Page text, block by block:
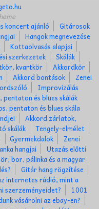
koncert ajánló
Gitárosok
Hangok megnevezése
Kottaolvasás alapjai
szerkezetek
Skálák
kvartkör
Akkordkör
Akkord bontások
Zenei
Improvizálás
és blues skálák
pentaton és blues skála
Akkord zárlatok,
skálák
Tengely-elmélet
Gyermekdalok
Zenei
hangjai
Utazás előtti
bor, pálinka és a magyar
Gitár hang rögzítése
internetes rádió, mint a
szerzeményeidet?
1001
vásárolni az ebay-en?